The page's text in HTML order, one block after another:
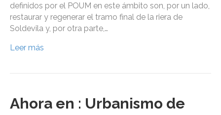
definidos por el POUM en este ámbito son, por un lado,
restaurar y regenerar el tramo final de la riera de
Soldevila y, por otra parte,…
Leer más
Ahora en : Urbanismo de